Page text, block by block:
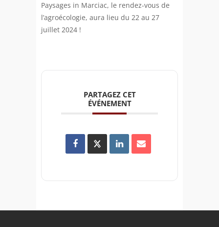
Paysages in Marciac, le rendez-vous de
l’agroécologie, aura lieu du 22 au 27
juillet 2024 !
PARTAGEZ CET
ÉVÉNEMENT